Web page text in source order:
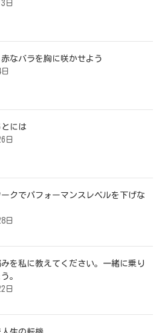
日
なバラを胸に咲かせよう
には
日
クでパフォーマンスレベルを下げな
日
を私に教えてください。一緒に乗り
。
日